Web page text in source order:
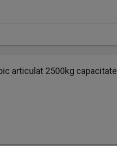
articulat 2500kg capacitate